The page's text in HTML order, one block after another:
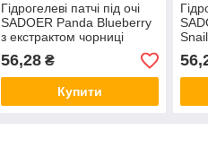
Гідрогелеві патчі під очі
SADOER Panda Blueberry
з екстрактом чорниці
(7.9г*7шт)
56,28₴
Купити